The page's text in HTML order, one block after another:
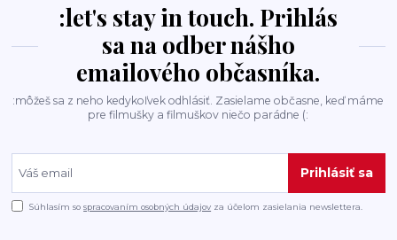
:let's stay in touch. Prihlás
sa na odber nášho
emailového občasníka.
:môžeš sa z neho kedykoľvek odhlásiť. Zasielame občasne, keď máme
pre filmušky a filmuškov niečo parádne (:
Prihlásiť sa
Súhlasím sospracovaním osobných údajov za účelom zasielania newslettera.